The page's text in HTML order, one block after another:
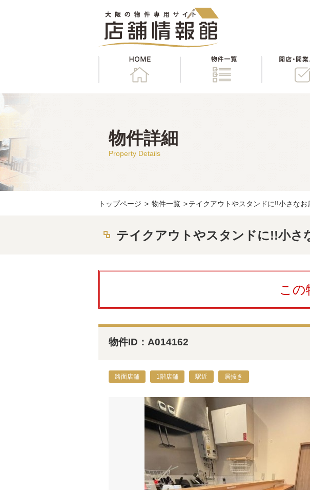
物件一覧
物件詳細
Property Details
トップページ > 物件一覧 >テイクアウトやスタンドに!!小さな
テイクアウトやスタンドに!!小さ
この
物件ID：A014162
路面店舗 1階店舗 駅近 居抜き